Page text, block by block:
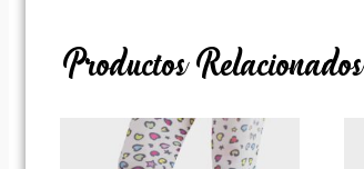
Productos Relacionados